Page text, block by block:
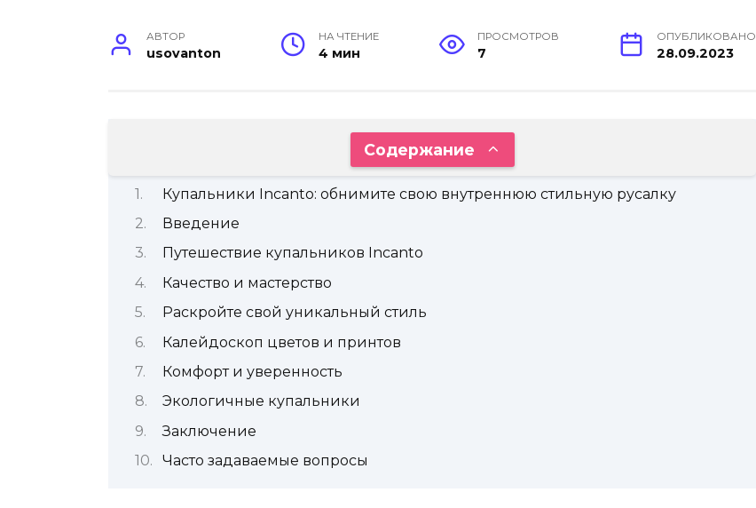
АВТОР
usovanton
НА ЧТЕНИЕ
4 мин
ПРОСМОТРОВ
7
ОПУБЛИКОВАНО
28.09.2023
Содержание
Купальники Incanto: обнимите свою внутреннюю стильную русалку
Введение
Путешествие купальников Incanto
Качество и мастерство
Раскройте свой уникальный стиль
Калейдоскоп цветов и принтов
Комфорт и уверенность
Экологичные купальники
Заключение
Часто задаваемые вопросы